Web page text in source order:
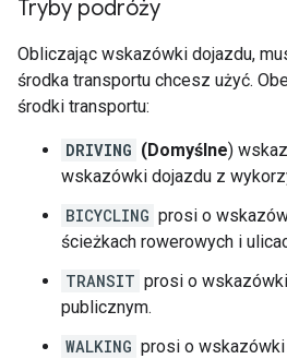
Tryby podróży
Obliczając wskazówki dojazdu,
środka transportu chcesz użyć.
środki transportu:
DRIVING (Domyślne)
wskazówki dojazdu z
BICYCLING prosi o
ścieżkach rowerowych i
TRANSIT prosi o
publicznym.
WALKING prosi o